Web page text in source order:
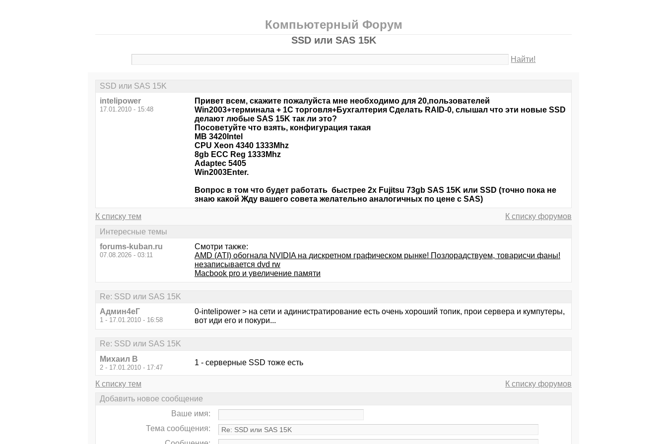
Компьютерный Форум
SSD или SAS 15K
Найти!
SSD или SAS 15K
intelipower
17.01.2010 - 15:48
Привет всем, скажите пожалуйста мне необходимо для 20,пользователей
Win2003+терминала + 1С торговля+Бухгалтерия Сделать RAID-0, слышал что эти новые SSD
делают любые SAS 15K так ли это?
Посоветуйте что взять, конфигурация такая
MB 3420Intel
CPU Xeon 4340 1333Mhz
8gb ECC Reg 1333Mhz
Adaptec 5405
Win2003Enter.
Вопрос в том что будет работать быстрее 2х Fujitsu 73gb SAS 15K или SSD (точно пока не
знаю какой Жду вашего совета желательно аналогичных по цене с SAS)
К списку тем
К списку форумов
Интересные темы
forums-kuban.ru
07.08.2026 - 03:11
Смотри также:
AMD (ATI) обогнала NVIDIA на дискретном графическом рынке! Позлорадствуем, товарисчи фаны!
незаписывается dvd rw
Macbook pro и увеличение памяти
Re: SSD или SAS 15K
Aдмин4еГ
1 - 17.01.2010 - 16:58
0-intelipower > на сети и адинистратирование есть очень хороший топик, прои сервера и кумпутеры,
вот иди его и покури...
Re: SSD или SAS 15K
Михаил В
2 - 17.01.2010 - 17:47
1 - серверные SSD тоже есть
К списку тем
К списку форумов
Добавить новое сообщение
Ваше имя:
Тема сообщения: